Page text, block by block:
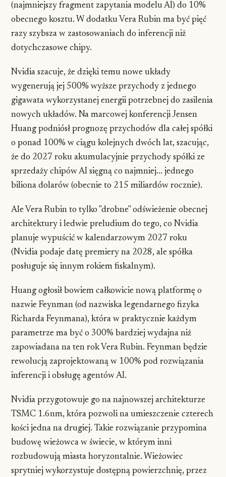
(najmniejszy fragment zapytania modelu AI) do 10%
obecnego kosztu. W dodatku Vera Rubin ma być pięć
razy szybsza w zastosowaniach do inferencji niż
dotychczasowe chipy.
Nvidia szacuje, że dzięki temu nowe układy
wygenerują jej 500% wyższe przychody z jednego
gigawata wykorzystanej energii potrzebnej do zasilenia
nowych układów. Na marcowej konferencji Jensen
Huang podniósł prognozę przychodów dla całej spółki
o ponad 100% w ciągu kolejnych dwóch lat, szacując,
że do 2027 roku akumulacyjnie przychody spółki ze
sprzedaży chipów AI sięgną co najmniej... jednego
biliona dolarów (obecnie to 215 miliardów rocznie).
Ale Vera Rubin to tylko "drobne" odświeżenie obecnej
architektury i ledwie preludium do tego, co Nvidia
planuje wypuścić w kalendarzowym 2027 roku
(Nvidia podaje datę premiery na 2028, ale spółka
posługuje się innym rokiem fiskalnym).
Huang ogłosił bowiem całkowicie nową platformę o
nazwie Feynman (od nazwiska legendarnego fizyka
Richarda Feynmana), która w praktycznie każdym
parametrze ma być o 300% bardziej wydajna niż
zapowiadana na ten rok Vera Rubin. Feynman będzie
rewolucją zaprojektowaną w 100% pod rozwiązania
inferencji i obsługę agentów AI.
Nvidia przygotowuje go na najnowszej architekturze
TSMC 1.6nm, która pozwoli na umieszczenie czterech
kości jedna na drugiej. Takie rozwiązanie przypomina
budowę wieżowca w świecie, w którym inni
rozbudowują miasta horyzontalnie. Wieżowiec
sprytniej wykorzystuje dostępną powierzchnię, przez